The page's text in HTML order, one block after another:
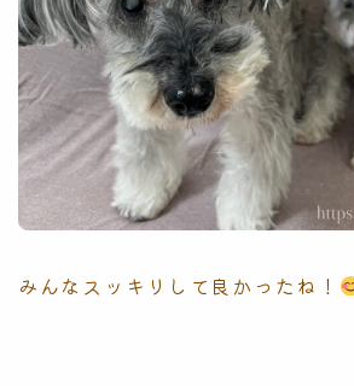
みんなスッキリして良かったね！